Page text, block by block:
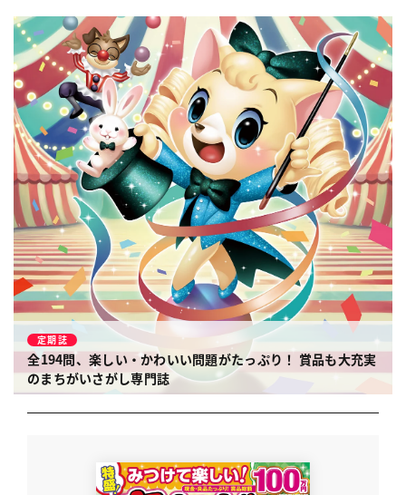
定期誌
全194問、楽しい・かわいい問題がたっぷり！ 賞品も大充実
のまちがいさがし専門誌